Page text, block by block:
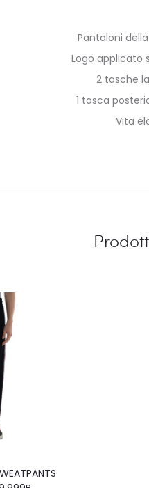
Pantaloni
Logo applicato
2 tasche
1 tasca
Vita